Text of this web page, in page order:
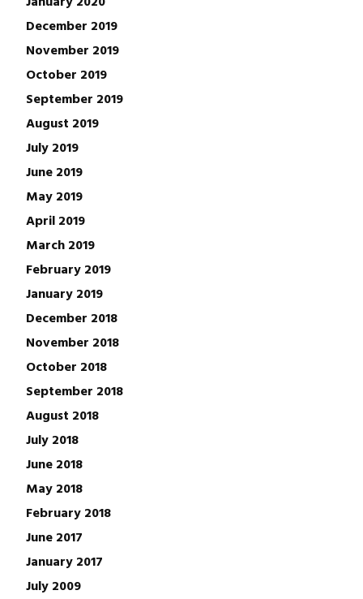
December 2019
November 2019
October 2019
September 2019
August 2019
July 2019
June 2019
May 2019
April 2019
March 2019
February 2019
January 2019
December 2018
November 2018
October 2018
September 2018
August 2018
July 2018
June 2018
May 2018
February 2018
June 2017
January 2017
July 2009